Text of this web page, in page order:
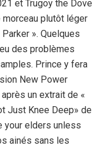
et Trugoy the Dove
plutôt léger
». Quelques
des problèmes
Prince y fera
New Power
un extrait de «
Just Knee Deep» de
your elders unless
ainés sans les